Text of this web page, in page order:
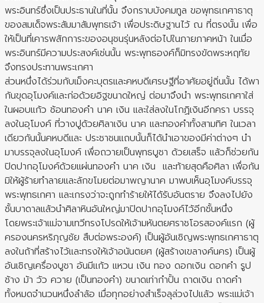
พระอินทร์ซึ่งเป็นประธานในที่นั้น จึงกราบบังคมทูล ขอพุทธเกศาธาตุ
ของสมเด็จพระสัมมาสัมพุทธเจ้า เพื่อประดิษฐานไว้ ณ ที่ตรงนั้น เพื่อ
ให้เป็นที่เคารพสักการะของอนุชนรุ่นหลังต่อไปในภายภาคหน้า ในเมื่อ
พระอินทร์มีความประสงค์เช่นนั้น พระพุทธองค์ก็มิทรงขัดพระหฤทัย
จึงทรงประทานพระเกศา
ส่วนหนึ่งได้ร่วมกับเม็งคะบุตรและคหบดีเศรษฐีที่อาศัยอยู่ถิ่นนั้น ได้พา
กันขุดอุโมงค์และก่อด้วยอิฐขนาดใหญ่ ต่อมาจึงนำ พระพุทธเกศาใส่
ในผอบแก้ว ช้อนทองคำ นาค เงิน และใส่ลงในโกฏิเงินอีกครา บรรจุ
ลงในอุโมงค์ ที่วางปูด้วยศิลาเงิน นาค และทองคำทั้งสามทิศ ในเวลา
เดียวกันนั้นคหบดีและ ประชาชนแถบนั้นก็ได้นำเอาของมีค่าต่างๆ นำ
มาบรรจุลงในอุโมงค์ เพื่อถวายเป็นพุทธบูชา ด้วยเสร็จ แล้วก็ช่วยกัน
ปิดปากอุโมงค์ด้วยแผ่นทองคำ นาค เงิน และท้ายสุดคือศิลา เพื่อกัน
มิให้ผู้ร้ายทำลายและลักขโมยต่อมาพญานาค มาพบเห็นอุโมงค์บรรจุ
พระพุทธเกศา และเกรงว่าจะถูกทำร้ายให้ได้รับอันตราย จึงลงไปยัง
ชั้นบาดาลแล้วนำศิลาหินอันใหญ่มาปิดปากอุโมงค์ไว้อีกชั้นหนึ่ง
โดยพระเจ้าแม่จามเทวีทรงโปรดให้เจ้ามหันตยศราชโอรสองค์แรก (ผู้
ครองนครหริภุญชัย สืบต่อพระองค์) เป็นผู้อันเชิญพระพุทธเกศาธาตุ
ลงในถ้าที่สร้างไว้และทรงให้เจ้าอนันตยศ (ผู้สร้างเขลางค์นคร) เป็นผู้
อันเชิญเครื่องบูชา อันมีแก้ว แหวน เงิน ทอง ดอกเงิน ดอกคำ รูป
ช้าง ม้า วัว ควาย (เป็นทองคำ) ขนาดเท่ากำปั้น ถาดเงิน ถาดคำ
ทั้งหมดจำนวนหนึ่งลำล้อ เมื่อทุกอย่างสำเร็จลุล่วงไปแล้ว พระแม่เจ้า